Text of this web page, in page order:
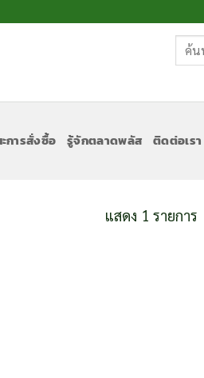
ค้นหา:
การสั่งซื้อ รู้จักตลาดพลัส ติดต่อเรา
แสดง 1 รายการ